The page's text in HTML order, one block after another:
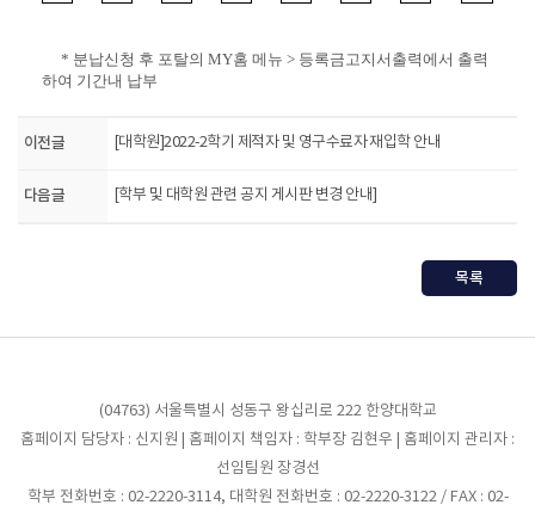
* 분납신청 후 포탈의 MY홈 메뉴 > 등록금고지서출력에서 출력
하여 기간내 납부
이전글 [대학원]2022-2학기 제적자 및 영구수료자 재입학 안내
다음글 [학부 및 대학원 관련 공지 게시판 변경 안내]
목록
(04763) 서울특별시 성동구 왕십리로 222 한양대학교
홈페이지 담당자 : 신지원 | 홈페이지 책임자 : 학부장 김현우 | 홈페이지 관리자 :
선임팀원 장경선
학부 전화번호 : 02-2220-3114, 대학원 전화번호 : 02-2220-3122 / FAX : 02-